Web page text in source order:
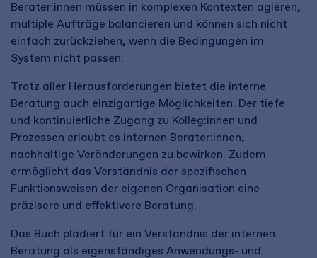
Berater:innen müssen in komplexen Kontexten agieren,
multiple Aufträge balancieren und können sich nicht
einfach zurückziehen, wenn die Bedingungen im
System nicht passen.
Trotz aller Herausforderungen bietet die interne
Beratung auch einzigartige Möglichkeiten. Der tiefe
und kontinuierliche Zugang zu Kolleg:innen und
Prozessen erlaubt es internen Berater:innen,
nachhaltige Veränderungen zu bewirken. Zudem
ermöglicht das Verständnis der spezifischen
Funktionsweisen der eigenen Organisation eine
präzisere und effektivere Beratung.
Das Buch plädiert für ein Verständnis der internen
Beratung als eigenständiges Anwendungs- und